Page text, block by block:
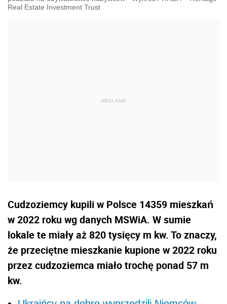
Real Estate Investment Trust
Cudzoziemcy kupili w Polsce 14359 mieszkań
w 2022 roku wg danych MSWiA. W sumie
lokale te miały aż 820 tysięcy m kw. To znaczy,
że przeciętne mieszkanie kupione w 2022 roku
przez cudzoziemca miało trochę ponad 57 m
kw.